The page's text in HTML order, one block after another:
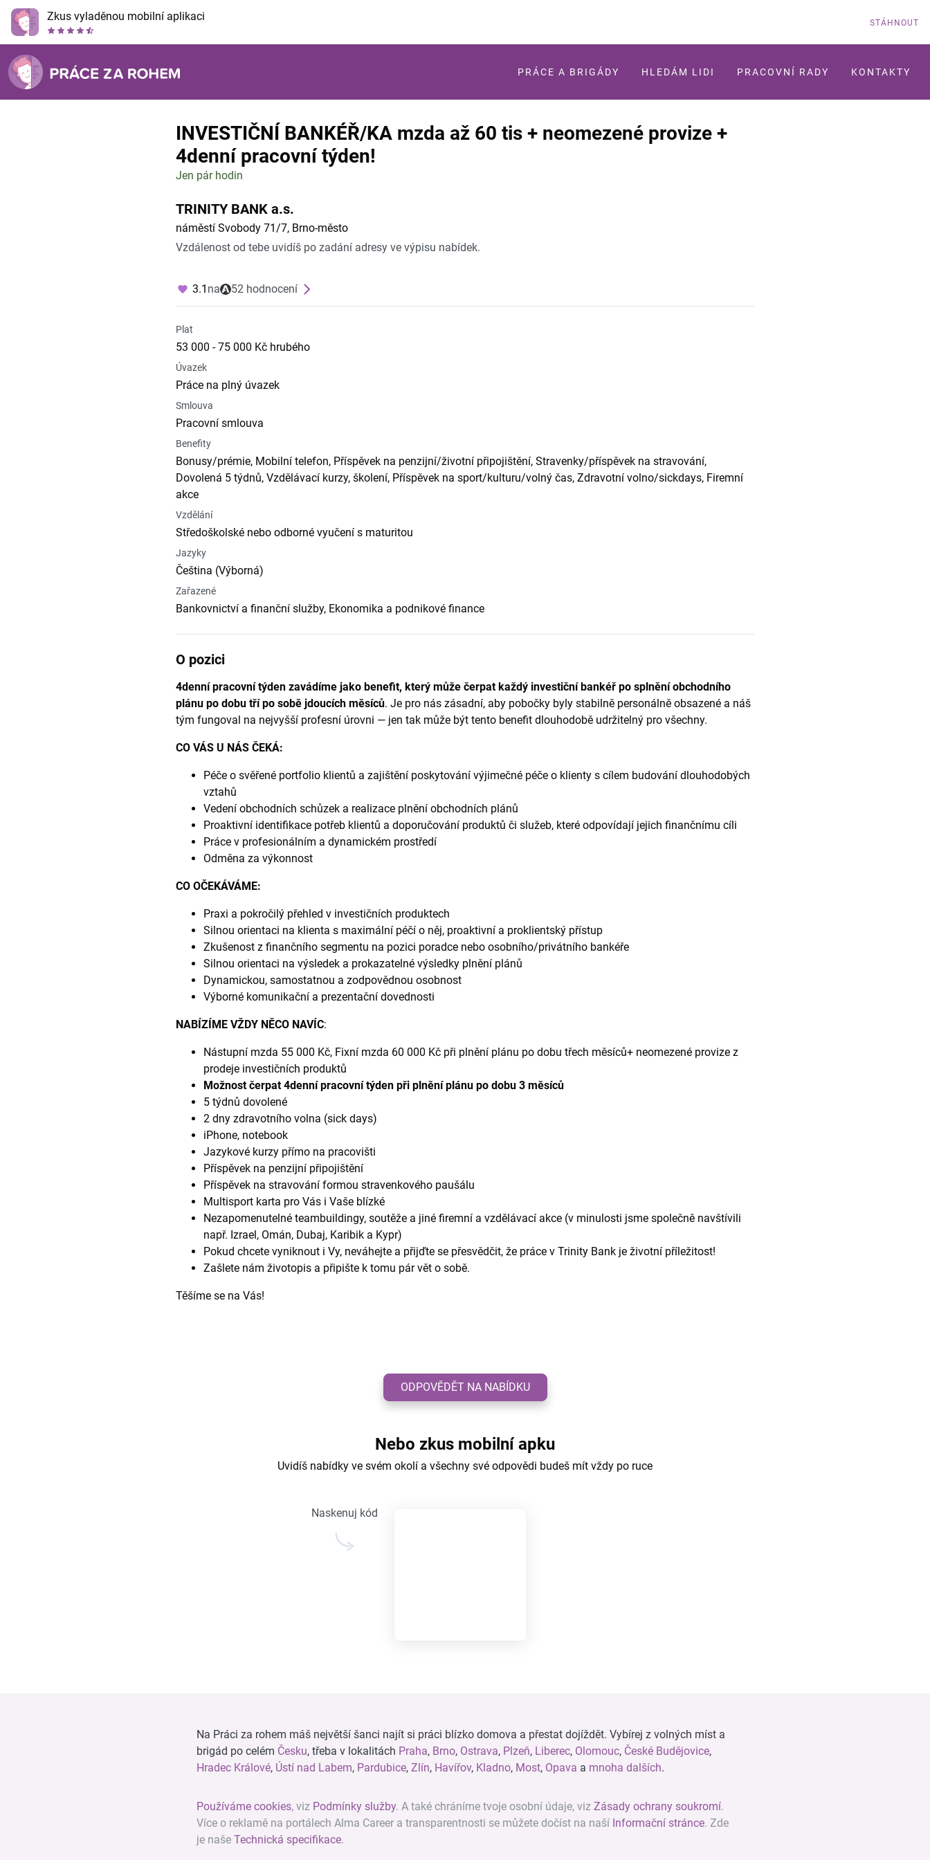
Zkus vyladěnou mobilní aplikaci STÁHNOUT
PRÁCE A BRIGÁDY HLEDÁM LIDI PRACOVNÍ RADY KONTAKTY
INVESTIČNÍ BANKÉŘ/KA mzda až 60 tis + neomezené provize +
4denní pracovní týden!
Jen pár hodin
TRINITY BANK a.s.
náměstí Svobody 71/7, Brno-město
Vzdálenost od tebe uvidíš po zadání adresy ve výpisu nabídek.
3.1 na 52 hodnocení
Plat
53 000 - 75 000 Kč hrubého
Úvazek
Práce na plný úvazek
Smlouva
Pracovní smlouva
Benefity
Bonusy/prémie, Mobilní telefon, Příspěvek na penzijní/životní připojištění, Stravenky/příspěvek na stravování,
Dovolená 5 týdnů, Vzdělávací kurzy, školení, Příspěvek na sport/kulturu/volný čas, Zdravotní volno/sickdays, Firemní
akce
Vzdělání
Středoškolské nebo odborné vyučení s maturitou
Jazyky
Čeština (Výborná)
Zařazené
Bankovnictví a finanční služby, Ekonomika a podnikové finance
O pozici
4denní pracovní týden zavádíme jako benefit, který může čerpat každý investiční bankéř po splnění obchodního
plánu po dobu tří po sobě jdoucích měsíců. Je pro nás zásadní, aby pobočky byly stabilně personálně obsazené a náš
tým fungoval na nejvyšší profesní úrovni — jen tak může být tento benefit dlouhodobě udržitelný pro všechny.
CO VÁS U NÁS ČEKÁ:
Péče o svěřené portfolio klientů a zajištění poskytování výjimečné péče o klienty s cílem budování dlouhodobých
vztahů
Vedení obchodních schůzek a realizace plnění obchodních plánů
Proaktivní identifikace potřeb klientů a doporučování produktů či služeb, které odpovídají jejich finančnímu cíli
Práce v profesionálním a dynamickém prostředí
Odměna za výkonnost
CO OČEKÁVÁME:
Praxi a pokročilý přehled v investičních produktech
Silnou orientaci na klienta s maximální péčí o něj, proaktivní a proklientský přístup
Zkušenost z finančního segmentu na pozici poradce nebo osobního/privátního bankéře
Silnou orientaci na výsledek a prokazatelné výsledky plnění plánů
Dynamickou, samostatnou a zodpovědnou osobnost
Výborné komunikační a prezentační dovednosti
NABÍZÍME VŽDY NĚCO NAVÍC:
Nástupní mzda 55 000 Kč, Fixní mzda 60 000 Kč při plnění plánu po dobu třech měsíců+ neomezené provize z
prodeje investičních produktů
Možnost čerpat 4denní pracovní týden při plnění plánu po dobu 3 měsíců
5 týdnů dovolené
2 dny zdravotního volna (sick days)
iPhone, notebook
Jazykové kurzy přímo na pracovišti
Příspěvek na penzijní připojištění
Příspěvek na stravování formou stravenkového paušálu
Multisport karta pro Vás i Vaše blízké
Nezapomenutelné teambuildingy, soutěže a jiné firemní a vzdělávací akce (v minulosti jsme společně navštívili
např. Izrael, Omán, Dubaj, Karibik a Kypr)
Pokud chcete vyniknout i Vy, neváhejte a přijďte se přesvědčit, že práce v Trinity Bank je životní příležitost!
Zašlete nám životopis a připište k tomu pár vět o sobě.
Těšíme se na Vás!
ODPOVĚDĚT NA NABÍDKU
Nebo zkus mobilní apku
Uvidíš nabídky ve svém okolí a všechny své odpovědi budeš mít vždy po ruce
Naskenuj kód
Na Práci za rohem máš největší šanci najít si práci blízko domova a přestat dojíždět. Vybírej z volných míst a
brigád po celém Česku, třeba v lokalitách Praha, Brno, Ostrava, Plzeň, Liberec, Olomouc, České Budějovice,
Hradec Králové, Ústí nad Labem, Pardubice, Zlín, Havířov, Kladno, Most, Opava a mnoha dalších.
Používáme cookies, viz Podmínky služby. A také chráníme tvoje osobní údaje, viz Zásady ochrany soukromí.
Více o reklamě na portálech Alma Career a transparentnosti se můžete dočíst na naší Informační stránce. Zde
je naše Technická specifikace.